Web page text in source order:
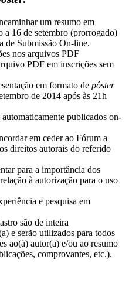
um resumo em
a 16 de setembro (prorrogado)
de Submissão On-line.
nos arquivos PDF
PDF em inscrições sem
em formato de pôster
de 2014 após às 21h
publicados on-
em ceder ao Fórum a
direitos autorais do referido
para a importância dos
à autorização para o uso
e pesquisa em
são de inteira
e serão utilizados para todos
ao(à) autor(a) e/ou ao resumo
comprovantes, etc.).